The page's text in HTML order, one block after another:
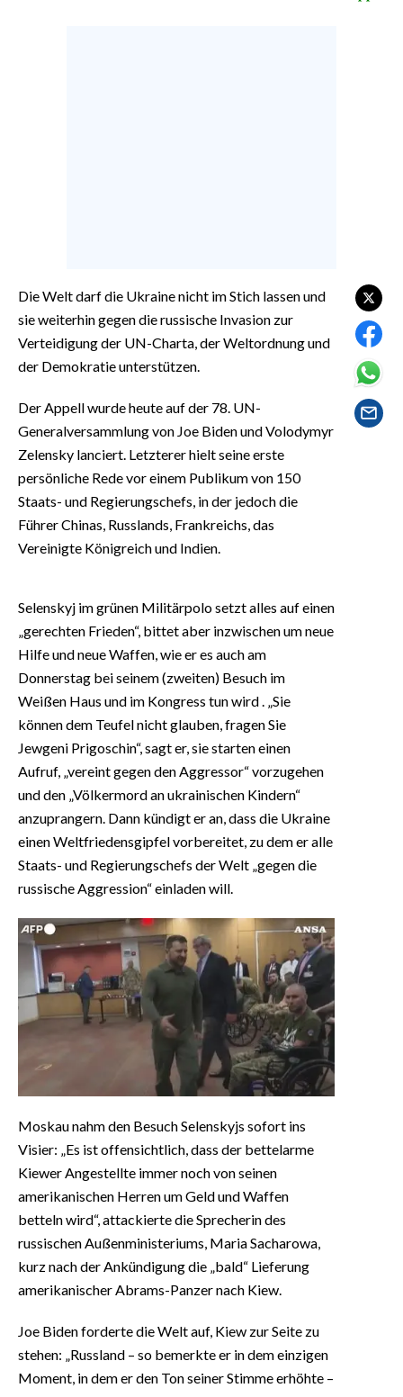
FOTO
VIDEO
INFO AZIENDE
ABBONATI
NECROLOGI
PUBBLICITÀ
SPIAGGE
Die Welt darf die Ukraine nicht im Stich lassen und
sie weiterhin gegen die russische Invasion zur
Verteidigung der UN-Charta, der Weltordnung und
der Demokratie unterstützen.
Der Appell wurde heute auf der 78. UN-
Generalversammlung von Joe Biden und Volodymyr
Zelensky lanciert. Letzterer hielt seine erste
persönliche Rede vor einem Publikum von 150
Staats- und Regierungschefs, in der jedoch die
Führer Chinas, Russlands, Frankreichs, das
Vereinigte Königreich und Indien.
Selenskyj im grünen Militärpolo setzt alles auf einen
„gerechten Frieden“, bittet aber inzwischen um neue
Hilfe und neue Waffen, wie er es auch am
Donnerstag bei seinem (zweiten) Besuch im
Weißen Haus und im Kongress tun wird . „Sie
können dem Teufel nicht glauben, fragen Sie
Jewgeni Prigoschin“, sagt er, sie starten einen
Aufruf, „vereint gegen den Aggressor“ vorzugehen
und den „Völkermord an ukrainischen Kindern“
anzuprangern. Dann kündigt er an, dass die Ukraine
einen Weltfriedensgipfel vorbereitet, zu dem er alle
Staats- und Regierungschefs der Welt „gegen die
russische Aggression“ einladen will.
Moskau nahm den Besuch Selenskyjs sofort ins
Visier: „Es ist offensichtlich, dass der bettelarme
Kiewer Angestellte immer noch von seinen
amerikanischen Herren um Geld und Waffen
betteln wird“, attackierte die Sprecherin des
russischen Außenministeriums, Maria Sacharowa,
kurz nach der Ankündigung die „bald“ Lieferung
amerikanischer Abrams-Panzer nach Kiew.
Joe Biden forderte die Welt auf, Kiew zur Seite zu
stehen: „Russland – so bemerkte er in dem einzigen
Moment, in dem er den Ton seiner Stimme erhöhte –